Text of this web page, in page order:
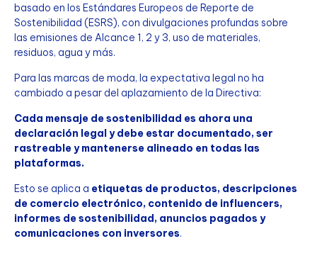
basado en los Estándares Europeos de Reporte de
Sostenibilidad (ESRS), con divulgaciones profundas sobre
las emisiones de Alcance 1, 2 y 3, uso de materiales,
residuos, agua y más.
Para las marcas de moda, la expectativa legal no ha
cambiado a pesar del aplazamiento de la Directiva:
Cada mensaje de sostenibilidad es ahora una
declaración legal y debe estar documentado, ser
rastreable y mantenerse alineado en todas las
plataformas.
Esto se aplica a etiquetas de productos, descripciones
de comercio electrónico, contenido de influencers,
informes de sostenibilidad, anuncios pagados y
comunicaciones con inversores.